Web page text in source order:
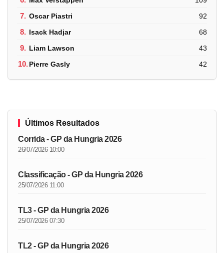
7. Oscar Piastri 92
8. Isack Hadjar 68
9. Liam Lawson 43
10.Pierre Gasly 42
Últimos Resultados
Corrida - GP da Hungria 2026
26/07/2026 10:00
Classificação - GP da Hungria 2026
25/07/2026 11:00
TL3 - GP da Hungria 2026
25/07/2026 07:30
TL2 - GP da Hungria 2026